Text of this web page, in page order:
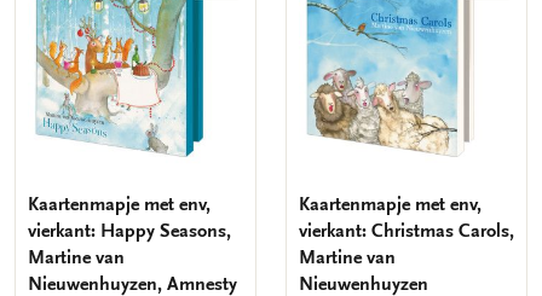
Kaartenmapje met env,
vierkant: Happy Seasons,
Martine van
Nieuwenhuyzen, Amnesty
Kaartenmapje met env,
vierkant: Christmas Carols,
Martine van
Nieuwenhuyzen